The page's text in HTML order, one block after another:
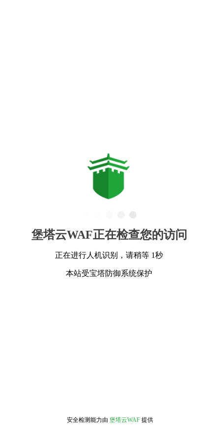
堡塔云WAF正在检查您的访问
正在进行人机识别，请稍等 1秒
本站受宝塔防御系统保护
安全检测能力由 堡塔云WAF 提供